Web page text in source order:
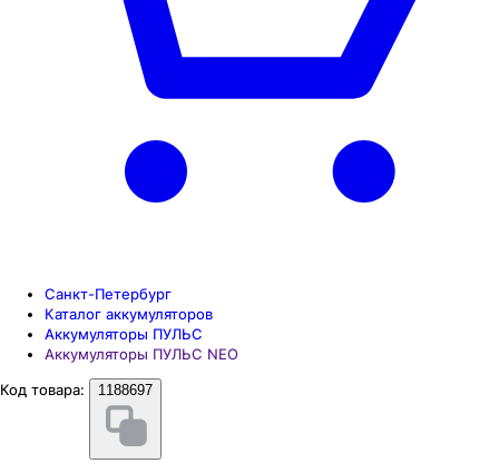
Санкт-Петербург
Каталог аккумуляторов
Аккумуляторы ПУЛЬС
Аккумуляторы ПУЛЬС NEO
Код товара:
1188697